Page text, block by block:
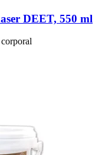
DEET, 550 ml